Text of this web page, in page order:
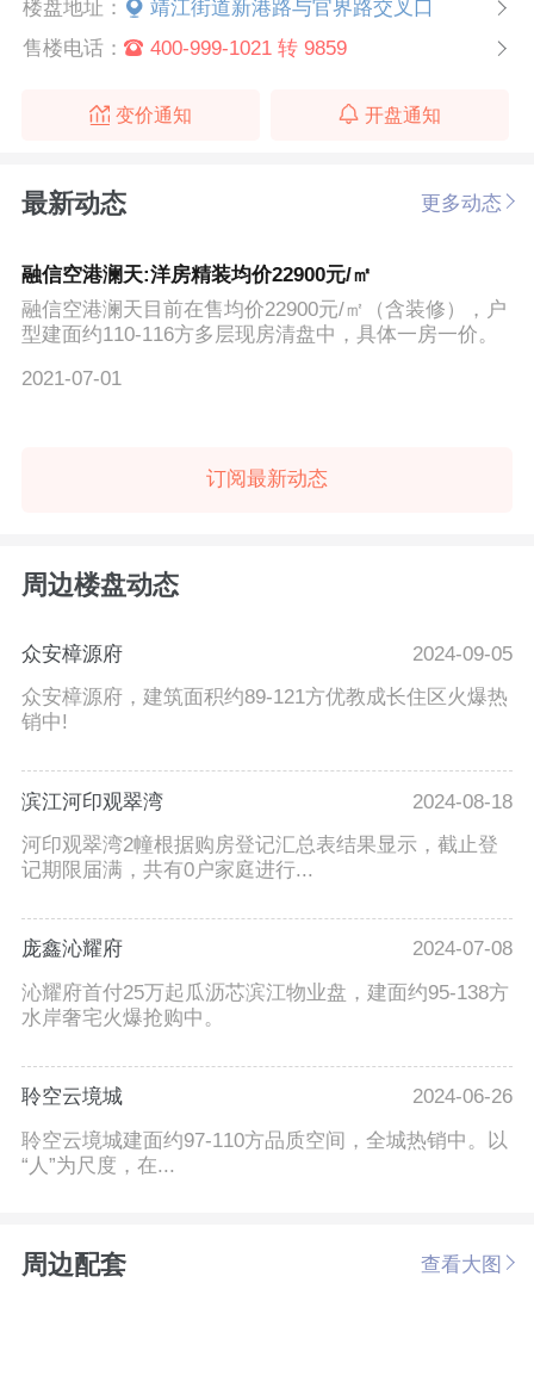
楼盘地址：
靖江街道新港路与官界路交叉口
售楼电话：
400-999-1021 转 9859
变价通知 开盘通知
最新动态 更多动态
融信空港澜天:洋房精装均价22900元/㎡
融信空港澜天目前在售均价22900元/㎡（含装修），户
型建面约110-116方多层现房清盘中，具体一房一价。
2021-07-01
订阅最新动态
周边楼盘动态
众安樟源府
2024-09-05
众安樟源府，建筑面积约89-121方优教成长住区火爆热
销中!
滨江河印观翠湾
2024-08-18
河印观翠湾2幢根据购房登记汇总表结果显示，截止登
记期限届满，共有0户家庭进行...
庞鑫沁耀府
2024-07-08
沁耀府首付25万起瓜沥芯滨江物业盘，建面约95-138方
水岸奢宅火爆抢购中。
聆空云境城
2024-06-26
聆空云境城建面约97-110方品质空间，全城热销中。以
“人”为尺度，在...
周边配套 查看大图